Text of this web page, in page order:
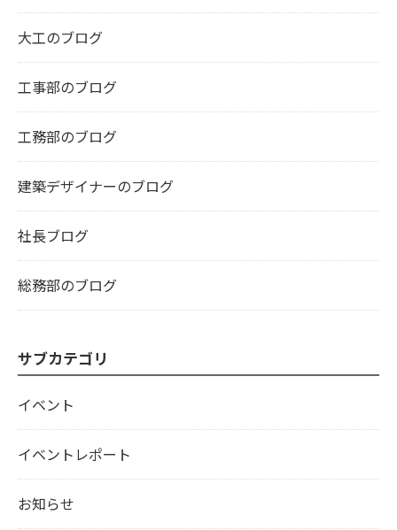
大工のブログ
工事部のブログ
工務部のブログ
建築デザイナーのブログ
社長ブログ
総務部のブログ
サブカテゴリ
イベント
イベントレポート
お知らせ